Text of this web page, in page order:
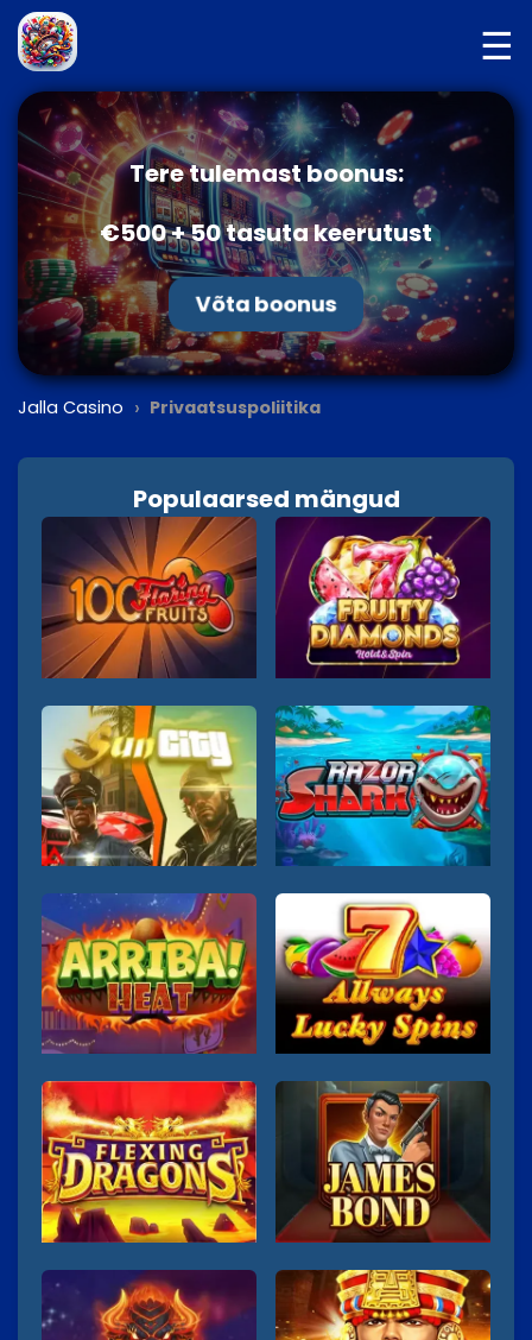
☰
Tere tulemast boonus:
€500 + 50 tasuta keerutust
Võta boonus
Jalla Casino › Privaatsuspoliitika
Populaarsed mängud